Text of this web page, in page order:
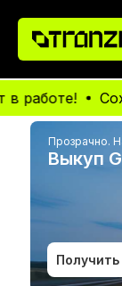
Прозрачно.
Выкуп